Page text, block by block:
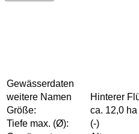
Gewässerdaten
weitere Namen
Hinterer
Größe:
ca. 12,0 ha
Tiefe max. (Ø):
(-)